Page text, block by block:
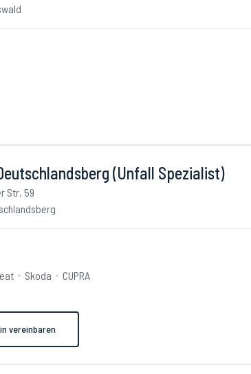
(Unfall Spezialist)
Str. 59
Skoda CUPRA
vereinbaren